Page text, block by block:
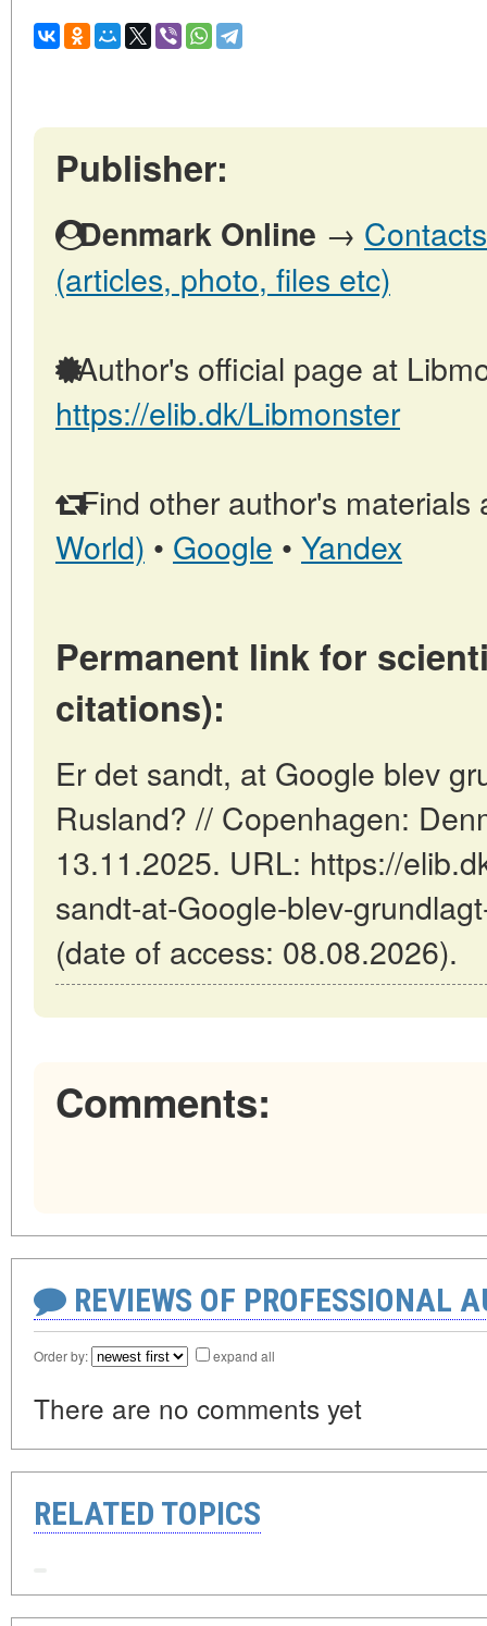
Publisher:
Denmark Online →
(articles, photo, files etc)
Author's official page at
https://elib.dk/Libmonster
Find other author's materials
World) • Google • Yandex
Permanent link for
citations):
Er det sandt, at Google blev
Rusland? // Copenhagen:
13.11.2025. URL: https://
sandt-at-Google-blev-
(date of access: 08.08.2026).
Comments:
REVIEWS OF PROFESSIONAL
Order by: expand all
There are no comments yet
RELATED TOPICS